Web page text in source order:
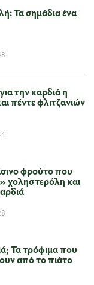
Τα σημάδια ένα
την καρδιά η
πέντε φλιτζανιών
φρούτο που
χοληστερόλη και
Τα τρόφιμα που
από το πιάτο